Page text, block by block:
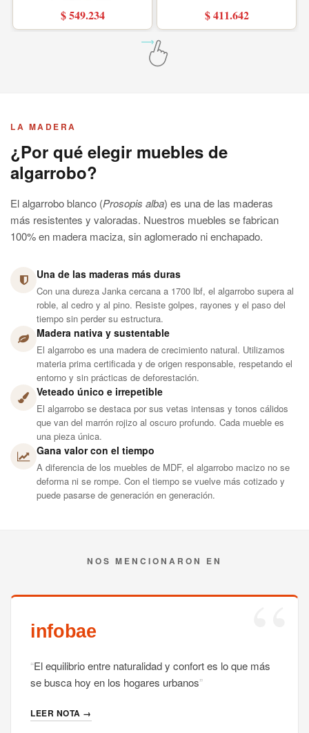
$ 549.234 $ 411.642
¿Por qué elegir muebles de
algarrobo?
El algarrobo blanco (Prosopis alba) es una de las maderas
más resistentes y valoradas. Nuestros muebles se fabrican
Una de las maderas más duras
Con una dureza Janka cercana a 1700 lbf, el algarrobo supera al
roble, al cedro y al pino. Resiste golpes, rayones y el paso del
tiempo sin perder su estructura.
Madera nativa y sustentable
El algarrobo es una madera de crecimiento natural. Utilizamos
materia prima certificada y de origen responsable, respetando el
entorno y sin prácticas de deforestación.
Veteado único e irrepetible
El algarrobo se destaca por sus vetas intensas y tonos cálidos
que van del marrón rojizo al oscuro profundo. Cada mueble es
una pieza única.
Gana valor con el tiempo
A diferencia de los muebles de MDF, el algarrobo macizo no se
deforma ni se rompe. Con el tiempo se vuelve más cotizado y
El equilibrio entre naturalidad y confort es lo que más
se busca hoy en los hogares urbanos
LEER NOTA →